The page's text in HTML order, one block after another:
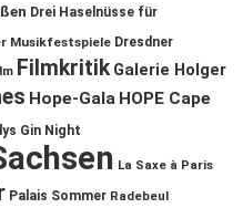
Drei Haselnüsse für
Musikfestspiele Dresdner
Filmkritik Galerie Holger
Hope-Gala HOPE Cape
Gin Night
La Saxe à Paris
Palais Sommer Radebeul